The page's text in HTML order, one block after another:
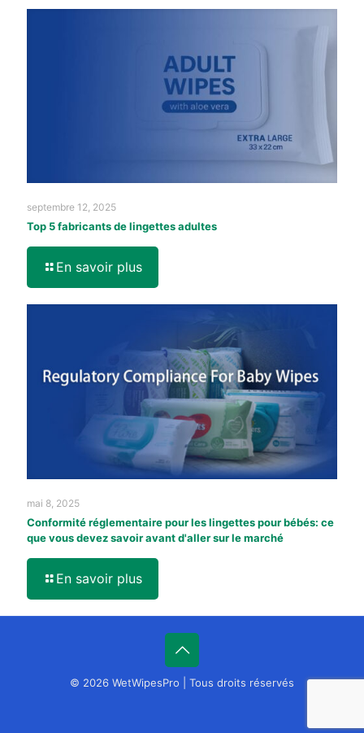
septembre 12, 2025
Top 5 fabricants de lingettes adultes
En savoir plus
mai 8, 2025
Conformité réglementaire pour les lingettes pour bébés: ce
que vous devez savoir avant d'aller sur le marché
En savoir plus
© 2026 WetWipesPro | Tous droits réservés